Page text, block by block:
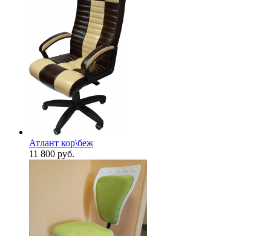
Атлант кор\беж
11 800 руб.